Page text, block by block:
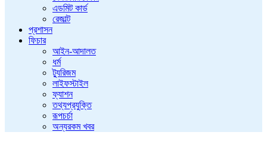
এডমিট কার্ড
রেজাল্ট
প্রশাসন
ফিচার
আইন-আদালত
ধর্ম
ট্যুরিজম
লাইফস্টাইল
ফ্যাশন
তথ্যপ্রযুক্তি
রূপচর্চা
অন্যরকম খবর